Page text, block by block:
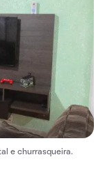
e churrasqueira.